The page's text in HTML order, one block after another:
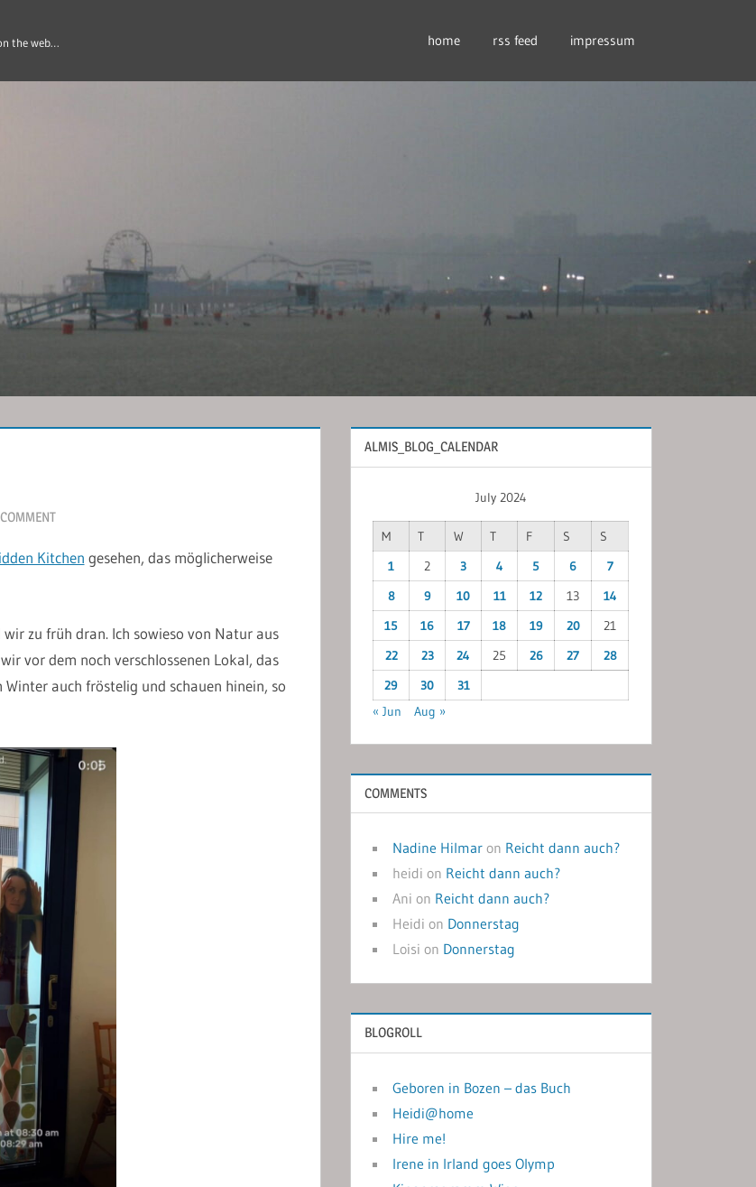
the web… home rss feed impressum
Kitchen gesehen, das möglicherweise
zu früh dran. Ich sowieso von Natur aus
vor dem noch verschlossenen Lokal, das
auch fröstelig und schauen hinein, so
ALMIS_BLOG_CALENDAR
July 2024
M T W T F S
S
1
2 3 4 5 6
7
8
9 10 11 12 13
14
15
16 17 18 19 20
21
22
23 24 25 26 27
28
29
30
31
« Jun
Aug »
COMMENTS
Nadine Hilmar on Reicht dann auch?
heidi on Reicht dann auch?
Ani on Reicht dann auch?
Heidi on Donnerstag
Loisi on Donnerstag
BLOGROLL
Geboren in Bozen – das Buch
Heidi@home
Hire me!
Irene in Irland goes Olymp